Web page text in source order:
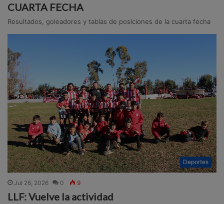
CUARTA FECHA
Resultados, goleadores y tablas de posiciones de la cuarta fecha
Deportes
Jul 26, 2026 0 9
LLF: Vuelve la actividad